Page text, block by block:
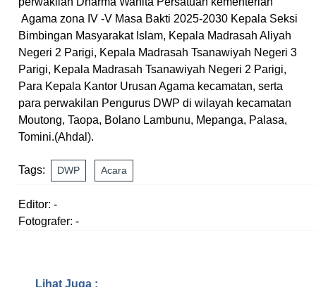
Agama zona IV -V Masa Bakti 2025-2030 Kepala Seksi
Bimbingan Masyarakat Islam, Kepala Madrasah Aliyah
Negeri 2 Parigi, Kepala Madrasah Tsanawiyah Negeri 3
Parigi, Kepala Madrasah Tsanawiyah Negeri 2 Parigi,
Para Kepala Kantor Urusan Agama kecamatan, serta
para perwakilan Pengurus DWP di wilayah kecamatan
Moutong, Taopa, Bolano Lambunu, Mepanga, Palasa,
Tomini.(Ahdal).
Tags: DWP Acara
Editor: -
Fotografer: -
Lihat Juga :